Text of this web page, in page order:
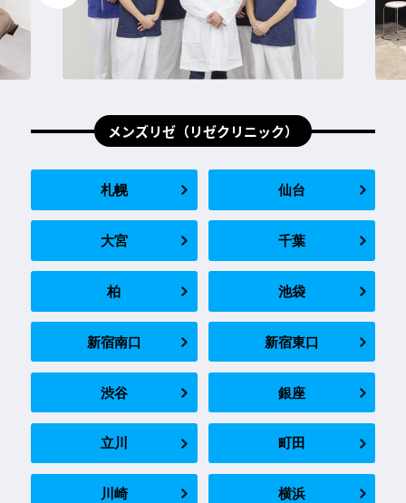
メンズリゼ（リゼクリニック）
札幌 仙台
大宮 千葉
柏 池袋
新宿南口 新宿東口
渋谷 銀座
立川 町田
川崎 横浜